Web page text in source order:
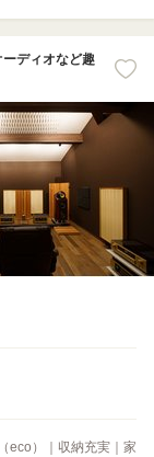
ーディオなど趣
eco）｜収納充実｜家